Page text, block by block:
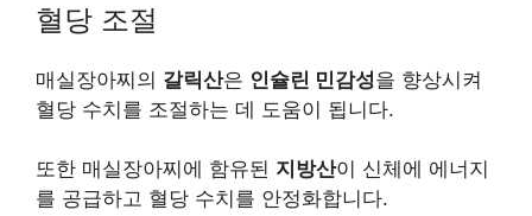
혈당 조절
매실장아찌의 갈릭산은 인슐린 민감성을 향상시켜
혈당 수치를 조절하는 데 도움이 됩니다.
또한 매실장아찌에 함유된 지방산이 신체에 에너지
를 공급하고 혈당 수치를 안정화합니다.